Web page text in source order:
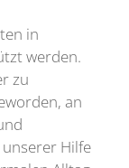
in
werden.
zu
an
Hilfe